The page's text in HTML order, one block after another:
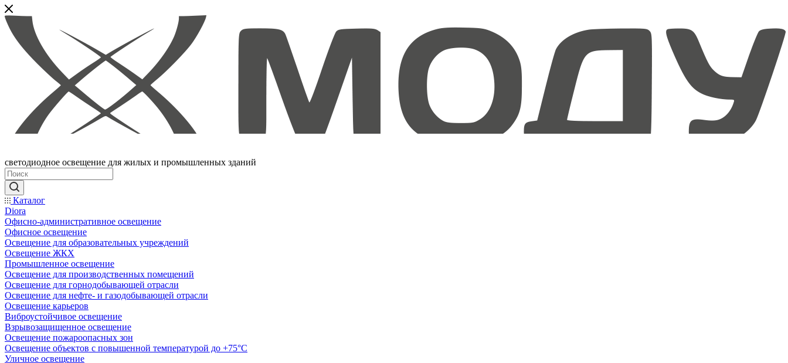
светодиодное освещение для жилых и промышленных зданий
Каталог
Diora
Офисно-административное освещение
Офисное освещение
Освещение для образовательных учреждений
Освещение ЖКХ
Промышленное освещение
Освещение для производственных помещений
Освещение для горнодобывающей отрасли
Освещение для нефте- и газодобывающей отрасли
Освещение карьеров
Виброустойчивое освещение
Взрывозащищенное освещение
Освещение пожароопасных зон
Освещение объектов с повышенной температурой до +75°C
Уличное освещение